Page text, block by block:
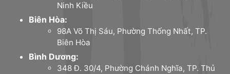
Ninh Kiều
Biên Hòa:
98A Võ Thị Sáu, Phường Thống Nhất, TP.
Biên Hòa
Bình Dương:
348 Đ. 30/4, Phường Chánh Nghĩa, TP. Thủ